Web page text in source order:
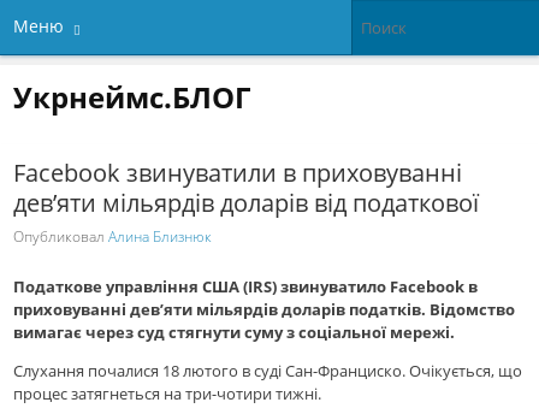
Меню
Укрнеймс.БЛОГ
Facebook звинуватили в приховуванні
дев’яти мільярдів доларів від податкової
ОпубликовалАлина Близнюк
Податкове управління США (IRS) звинуватило Facebook в
приховуванні дев’яти мільярдів доларів податків. Відомство
вимагає через суд стягнути суму з соціальної мережі.
Слухання почалися 18 лютого в суді Сан-Франциско. Очікується, що
процес затягнеться на три-чотири тижні.